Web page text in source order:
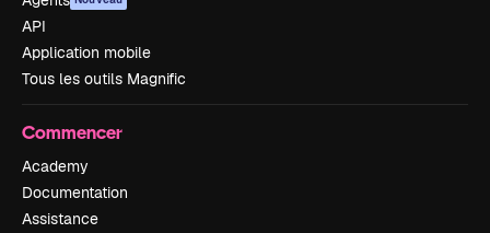
API
Application mobile
Tous les outils Magnific
Commencer
Academy
Documentation
Assistance